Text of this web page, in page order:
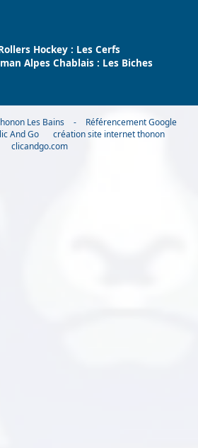
Hockey : Les Cerfs
Alpes Chablais : Les Biches
Les Bains -
Référencement Google
And Go
création site internet thonon
clicandgo.com